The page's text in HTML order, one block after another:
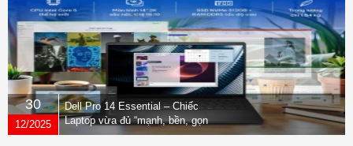
30
12/2025
Dell Pro 14 Essential – Chiếc
Laptop vừa đủ “mạnh, bền, gọn
nhẹ” dành cho dân văn phòng